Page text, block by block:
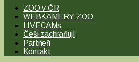
ZOO v ČR
WEBKAMERY ZOO
LIVECAMs
Češi zachraňují
Partneři
Kontakt